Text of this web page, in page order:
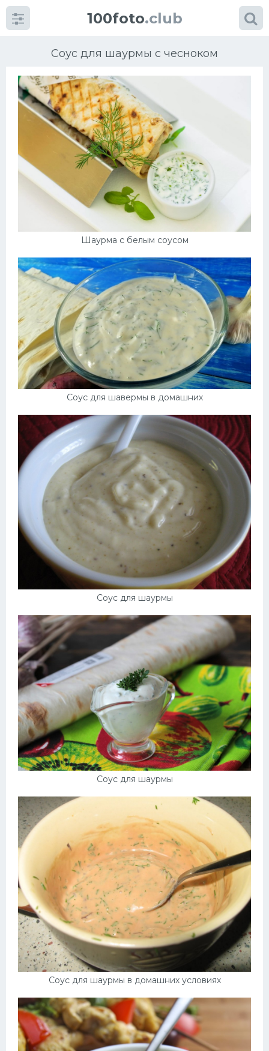
100foto.club
Соус для шаурмы с чесноком
Шаурма с белым соусом
Соус для шавермы в домашних
Соус для шаурмы
Соус для шаурмы
Соус для шаурмы в домашних условиях
Категориикартинок
Супы
Мясные блюда
Выпечка
Десерт
Напитки
Дизайн комнаты